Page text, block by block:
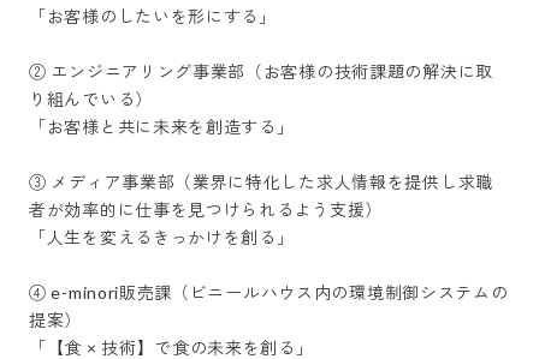
「お客様のしたいを形にする」
② エンジニアリング事業部（お客様の技術課題の解決に取
り組んでいる）
「お客様と共に未来を創造する」
③ メディア事業部（業界に特化した求人情報を提供し求職
者が効率的に仕事を見つけられるよう支援）
「人生を変えるきっかけを創る」
④ e-minori販売課（ビニールハウス内の環境制御システムの
提案）
「【食 × 技術】で食の未来を創る」